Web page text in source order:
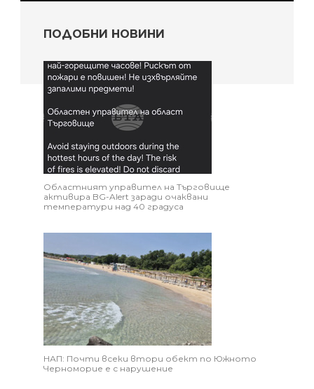
ПОДОБНИ НОВИНИ
Областният управител на Търговище
активира BG-Alert заради очаквани
температури над 40 градуса
НАП: Почти всеки втори обект по Южното
Черноморие е с нарушение